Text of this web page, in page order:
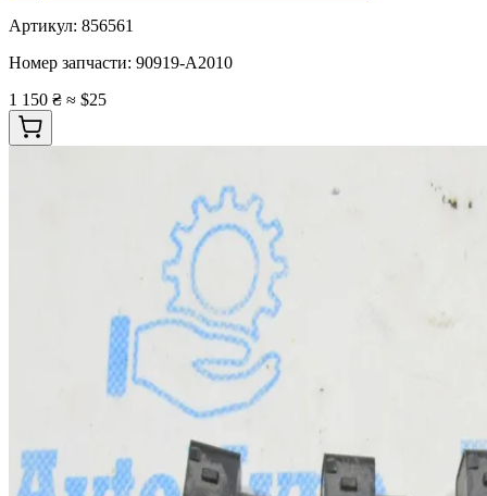
Артикул: 856561
Номер запчасти: 90919-A2010
1 150 ₴ ≈ $25